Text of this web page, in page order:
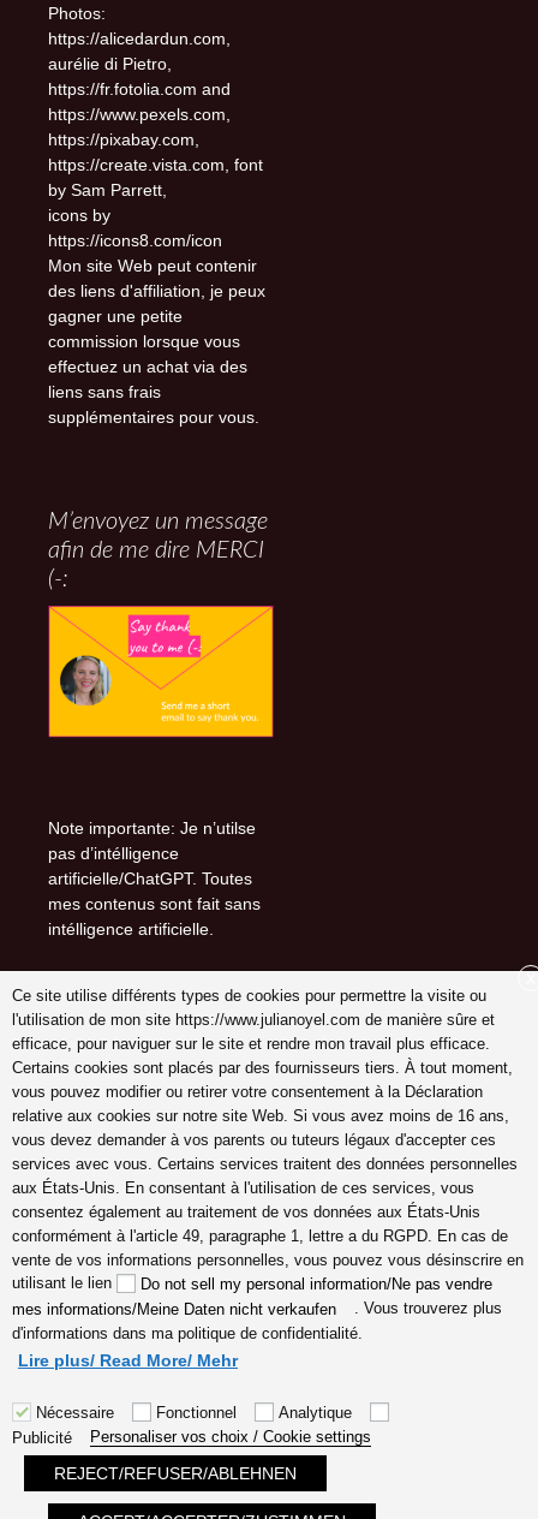
Photos:
https://alicedardun.com,
aurélie di Pietro,
https://fr.fotolia.com and
https://www.pexels.com,
https://pixabay.com,
https://create.vista.com, font
by Sam Parrett,
icons by
https://icons8.com/icon
Mon site Web peut contenir
des liens d'affiliation, je peux
gagner une petite
commission lorsque vous
effectuez un achat via des
liens sans frais
supplémentaires pour vous.
M’envoyez un message
afin de me dire MERCI
(-:
Note importante: Je n’utilse
pas d’intélligence
artificielle/ChatGPT. Toutes
mes contenus sont fait sans
intélligence artificielle.
Suivez-moi sur (-:
youtube
INSTAGRAM
Pinterest
coach en gestion émotions,
communication, relation,
amour véritable Lyon,
Cannes, France en ligne,
hypersensible empathes
créatifs, coaching
Fièrement propulsé par WordPress
Ce site utilise différents types de cookies pour permettre la visite ou
l'utilisation de mon site https://www.julianoyel.com de manière sûre et
efficace, pour naviguer sur le site et rendre mon travail plus efficace.
Certains cookies sont placés par des fournisseurs tiers. À tout moment,
vous pouvez modifier ou retirer votre consentement à la Déclaration
relative aux cookies sur notre site Web. Si vous avez moins de 16 ans,
vous devez demander à vos parents ou tuteurs légaux d'accepter ces
services avec vous. Certains services traitent des données personnelles
aux États-Unis. En consentant à l'utilisation de ces services, vous
consentez également au traitement de vos données aux États-Unis
conformément à l'article 49, paragraphe 1, lettre a du RGPD. En cas de
vente de vos informations personnelles, vous pouvez vous désinscrire en
utilisant le lien
Do not sell my personal information/Ne pas vendre
mes informations/Meine Daten nicht verkaufen
. Vous trouverez plus
d'informations dans ma politique de confidentialité.
Lire plus/ Read More/ Mehr
Nécessaire Fonctionnel
Analytique
Publicité
Personaliser vos choix / Cookie settings
REJECT/REFUSER/ABLEHNEN